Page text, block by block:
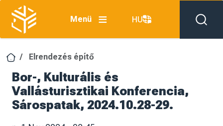
Ugrás a tartalomra
Menü
HU
Elrendezés építő
Bor-, Kulturális és
Vallásturisztikai Konferencia,
Sárospatak, 2024.10.28-29.